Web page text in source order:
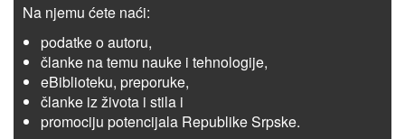
Na njemu ćete naći:
podatke o autoru,
članke na temu nauke i tehnologije,
eBiblioteku, preporuke,
članke iz života i stila i
promociju potencijala Republike Srpske.